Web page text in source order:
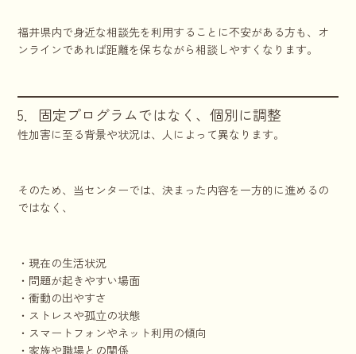
福井県内で身近な相談先を利用することに不安がある方も、オ
ンラインであれば距離を保ちながら相談しやすくなります。
5．固定プログラムではなく、個別に調整
性加害に至る背景や状況は、人によって異なります。
そのため、当センターでは、決まった内容を一方的に進めるの
ではなく、
・現在の生活状況
・問題が起きやすい場面
・衝動の出やすさ
・ストレスや孤立の状態
・スマートフォンやネット利用の傾向
・家族や職場との関係